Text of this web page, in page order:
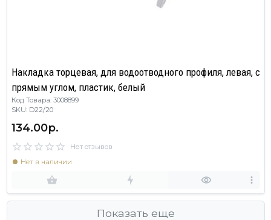
Накладка торцевая, для водоотводного профиля, левая, с
прямым углом, пластик, белый
Код Товара: 3008899
SKU: D22/20
134.00р.
Нет отзывов
Нет в наличии
Показать еще